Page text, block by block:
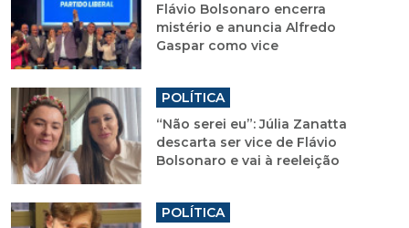
Flávio Bolsonaro encerra
mistério e anuncia Alfredo
Gaspar como vice
POLÍTICA
“Não serei eu”: Júlia Zanatta
descarta ser vice de Flávio
Bolsonaro e vai à reeleição
POLÍTICA